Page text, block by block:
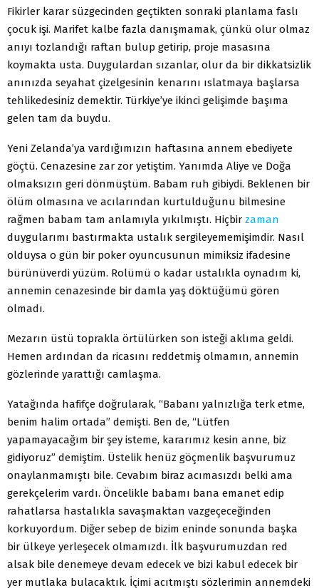
Fikirler karar süzgecinden geçtikten sonraki planlama faslı
çocuk işi. Marifet kalbe fazla danışmamak, çünkü olur olmaz
anıyı tozlandığı raftan bulup getirip, proje masasına
koymakta usta. Duygulardan sızanlar, olur da bir dikkatsizlik
anınızda seyahat çizelgesinin kenarını ıslatmaya başlarsa
tehlikedesiniz demektir. Türkiye’ye ikinci gelişimde başıma
gelen tam da buydu.
Yeni Zelanda’ya vardığımızın haftasına annem ebediyete
göçtü. Cenazesine zar zor yetiştim. Yanımda Aliye ve Doğa
olmaksızın geri dönmüştüm. Babam ruh gibiydi. Beklenen bir
ölüm olmasına ve acılarından kurtulduğunu bilmesine
rağmen babam tam anlamıyla yıkılmıştı. Hiçbir zaman
duygularımı bastırmakta ustalık sergileyememişimdir. Nasıl
olduysa o gün bir poker oyuncusunun mimiksiz ifadesine
bürünüverdi yüzüm. Rolümü o kadar ustalıkla oynadım ki,
annemin cenazesinde bir damla yaş döktüğümü gören
olmadı.
Mezarın üstü toprakla örtülürken son isteği aklıma geldi.
Hemen ardından da ricasını reddetmiş olmamın, annemin
gözlerinde yarattığı camlaşma.
Yatağında hafifçe doğrularak, “Babanı yalnızlığa terk etme,
benim halim ortada” demişti. Ben de, “Lütfen
yapamayacağım bir şey isteme, kararımız kesin anne, biz
gidiyoruz” demiştim. Üstelik henüz göçmenlik başvurumuz
onaylanmamıştı bile. Cevabım biraz acımasızdı belki ama
gerekçelerim vardı. Öncelikle babamı bana emanet edip
rahatlarsa hastalıkla savaşmaktan vazgeçeceğinden
korkuyordum. Diğer sebep de bizim eninde sonunda başka
bir ülkeye yerleşecek olmamızdı. İlk başvurumuzdan red
alsak bile denemeye devam edecek ve bizi kabul edecek bir
yer mutlaka bulacaktık. İçimi acıtmıştı sözlerimin annemdeki